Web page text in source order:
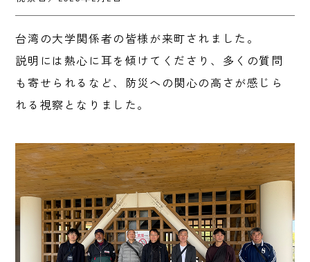
台湾の大学関係者の皆様が来町されました。
説明には熱心に耳を傾けてくださり、多くの質問
も寄せられるなど、防災への関心の高さが感じら
れる視察となりました。